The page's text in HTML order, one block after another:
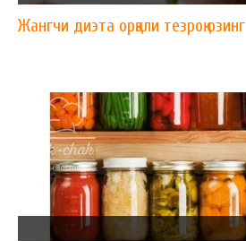
Жангчи диэта орқали тезроқ озинг